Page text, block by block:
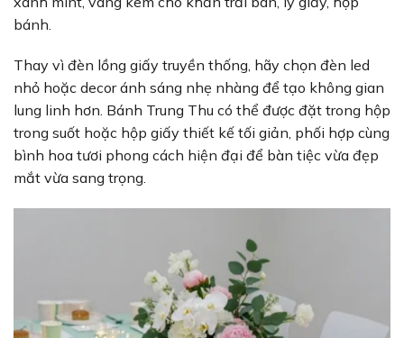
bánh.
Thay vì đèn lồng giấy truyền thống, hãy chọn đèn led
nhỏ hoặc decor ánh sáng nhẹ nhàng để tạo không gian
lung linh hơn. Bánh Trung Thu có thể được đặt trong hộp
trong suốt hoặc hộp giấy thiết kế tối giản, phối hợp cùng
bình hoa tươi phong cách hiện đại để bàn tiệc vừa đẹp
mắt vừa sang trọng.